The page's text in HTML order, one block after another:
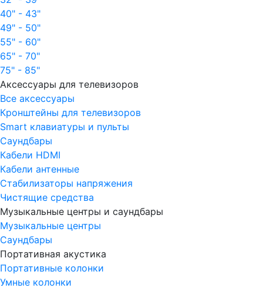
40" - 43"
49" - 50"
55" - 60"
65" - 70"
75" - 85"
Аксессуары для телевизоров
Все аксессуары
Кронштейны для телевизоров
Smart клавиатуры и пульты
Саундбары
Кабели HDMI
Кабели антенные
Стабилизаторы напряжения
Чистящие средства
Музыкальные центры и саундбары
Музыкальные центры
Саундбары
Портативная акустика
Портативные колонки
Умные колонки